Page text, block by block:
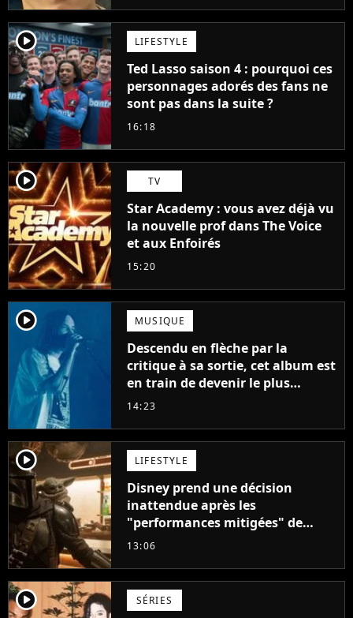
player2 LIFESTYLE
Ted Lasso saison 4 : pourquoi ces
personnages adorés des fans ne
sont pas dans la suite ?
16:18
player2 TV
Star Academy : vous avez déjà vu
la nouvelle prof dans The Voice
et aux Enfoirés
15:20
player2 MUSIQUE
Descendu en flèche par la
critique à sa sortie, cet album est
en train de devenir le plus
populaire de son auteur
14:23
player2 LIFESTYLE
Disney prend une décision
inattendue après les
"performances mitigées" de
Vaiana et The Mandalorian &
13:06
player2 SÉRIES